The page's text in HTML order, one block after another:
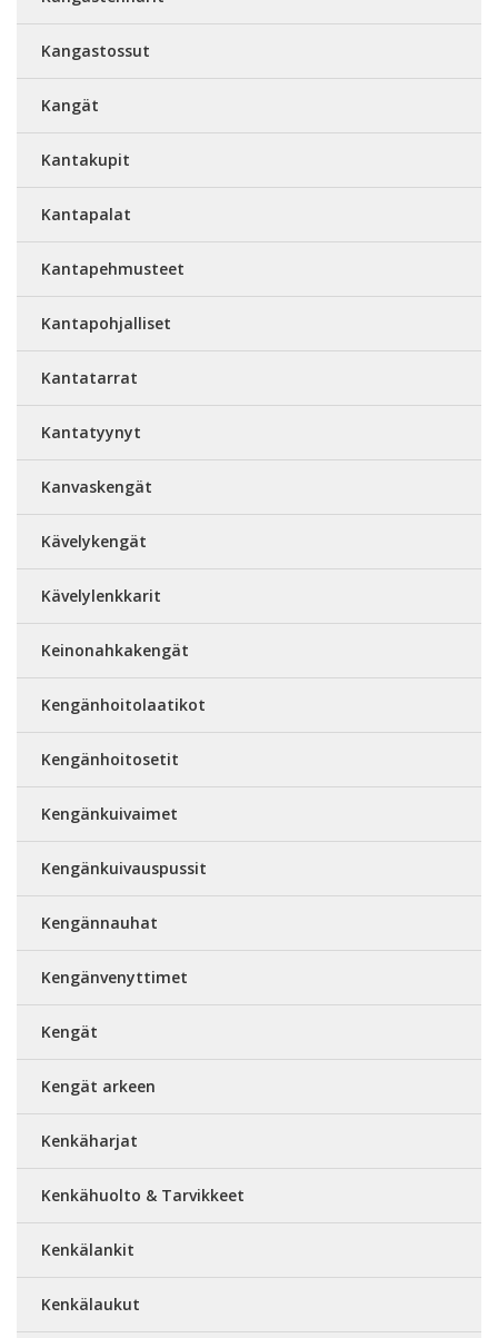
Kangastossut
Kangät
Kantakupit
Kantapalat
Kantapehmusteet
Kantapohjalliset
Kantatarrat
Kantatyynyt
Kanvaskengät
Kävelykengät
Kävelylenkkarit
Keinonahkakengät
Kengänhoitolaatikot
Kengänhoitosetit
Kengänkuivaimet
Kengänkuivauspussit
Kengännauhat
Kengänvenyttimet
Kengät
Kengät arkeen
Kenkäharjat
Kenkähuolto & Tarvikkeet
Kenkälankit
Kenkälaukut